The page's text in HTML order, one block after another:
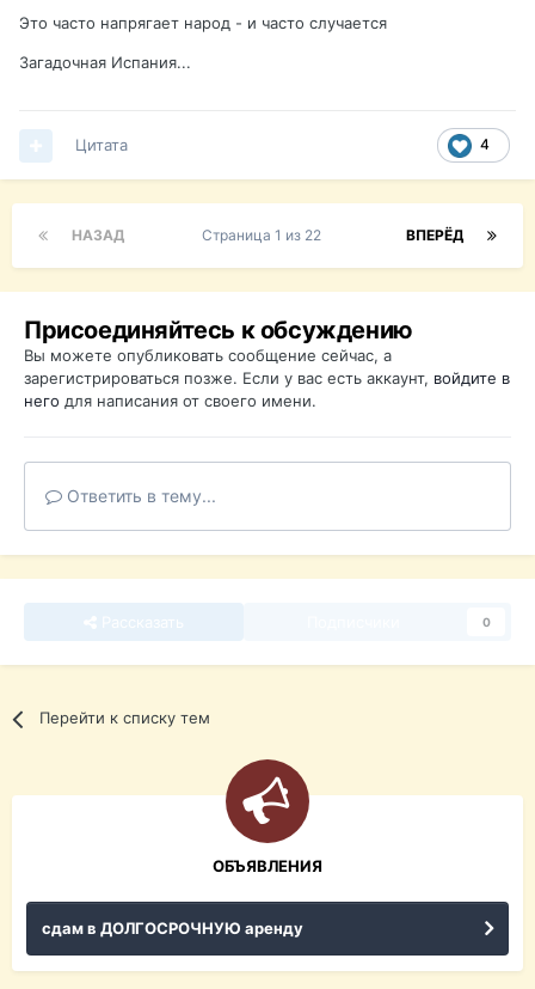
Это часто напрягает народ - и часто случается
Загадочная Испания...
4
Цитата
НАЗАД ВПЕРЁД
Страница 1 из 22
Присоединяйтесь к обсуждению
Вы можете опубликовать сообщение сейчас, а
зарегистрироваться позже. Если у вас есть аккаунт, войдите в
него для написания от своего имени.
Ответить в тему...
0
Перейти к списку тем
ОБЪЯВЛЕНИЯ
сдам в ДОЛГОСРОЧНУЮ аренду